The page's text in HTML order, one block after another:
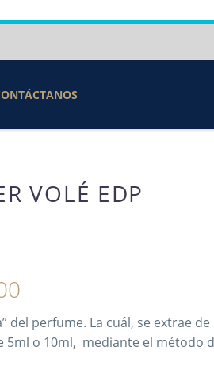
VOLÉ EDP
del perfume. La cuál, se extrae
5ml o 10ml, mediante el método